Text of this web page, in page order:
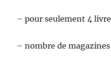
– pour seulement 4
– nombre de